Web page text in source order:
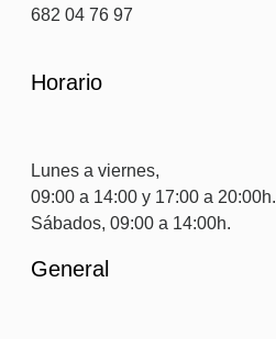
682 04 76 97
Horario
Lunes a viernes,
09:00 a 14:00 y 17:00 a 20:00h.
Sábados, 09:00 a 14:00h.
General